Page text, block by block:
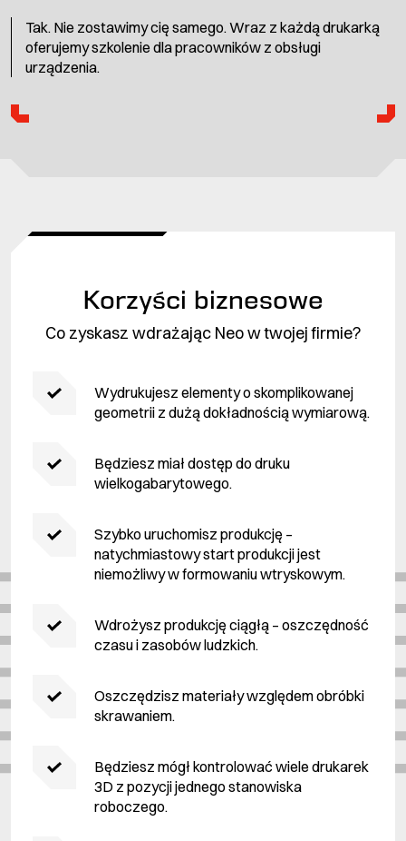
Tak. Nie zostawimy cię samego. Wraz z każdą drukarką
oferujemy szkolenie dla pracowników z obsługi
urządzenia.
Korzyści biznesowe
Co zyskasz wdrażając Neo w twojej firmie?
Wydrukujesz elementy o skomplikowanej
geometrii z dużą dokładnością wymiarową.
Będziesz miał dostęp do druku
wielkogabarytowego.
Szybko uruchomisz produkcję –
natychmiastowy start produkcji jest
niemożliwy w formowaniu wtryskowym.
Wdrożysz produkcję ciągłą – oszczędność
czasu i zasobów ludzkich.
Oszczędzisz materiały względem obróbki
skrawaniem.
Będziesz mógł kontrolować wiele drukarek
3D z pozycji jednego stanowiska
roboczego.